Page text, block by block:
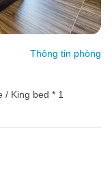
Thông tin phòng
/ King bed * 1